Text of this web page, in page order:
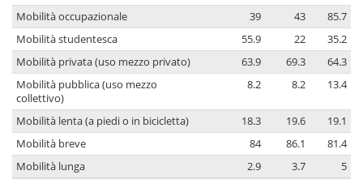
Mobilità occupazionale 39 43
85.7
Mobilità studentesca
55.9 22
35.2
Mobilità privata (uso mezzo privato)
63.9 69.3
64.3
Mobilità pubblica (uso mezzo
collettivo)
8.2 8.2 13.4
Mobilità lenta (a piedi o in bicicletta) 18.3 19.6
19.1
Mobilità breve
84 86.1
81.4
Mobilità lunga
2.9 3.7 5